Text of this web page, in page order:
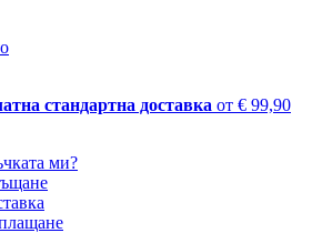
стандартна доставка от € 99,90
ми?